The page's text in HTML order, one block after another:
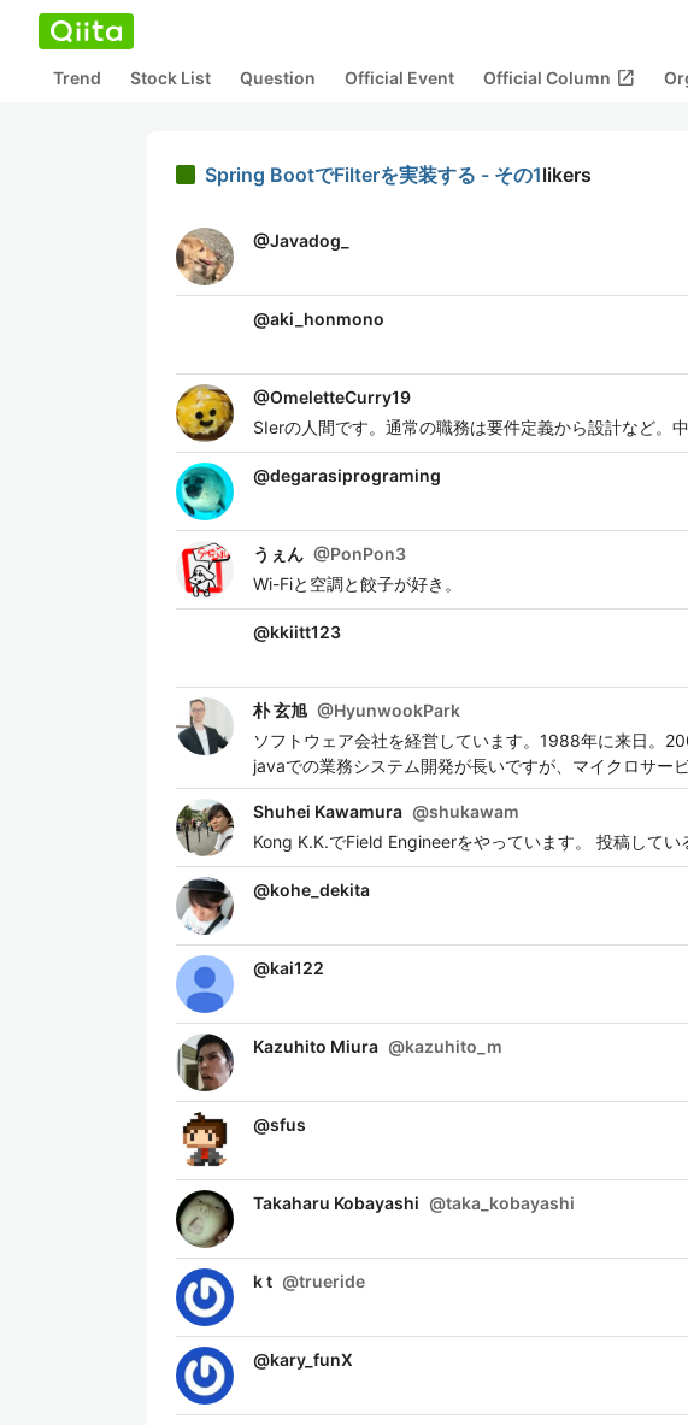
Trend Stock List Question Official Event Official Column open_in_new
Spring BootでFilterを実装する - その1likers
@Javadog_
@aki_honmono
@OmeletteCurry19
SIerの人間です。通常の職務は要件定義から設計など。
@degarasiprograming
うぇん @PonPon3
Wi-Fiと空調と餃子が好き。
@kkiitt123
朴 玄旭 @HyunwookPark
ソフトウェア会社を経営しています。1988年に来日。
javaでの業務システム開発が長いですが、マイクロサー
Shuhei Kawamura @shukawam
Kong K.K.でField Engineerをやっています。 投稿して
@kohe_dekita
@kai122
Kazuhito Miura @kazuhito_m
@sfus
Takaharu Kobayashi @taka_kobayashi
k t @trueride
@kary_funX